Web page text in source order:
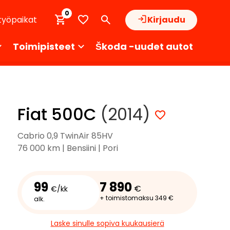
Kirjaudu
0
Toimipisteet Škoda -uudet autot
Fiat 500C (2014)
Cabrio 0,9 TwinAir 85HV
76 000 km | Bensiini | Pori
99 €/kk
alk.
7 890 €
+ toimistomaksu 349 €
Laske sinulle sopiva kuukausierä